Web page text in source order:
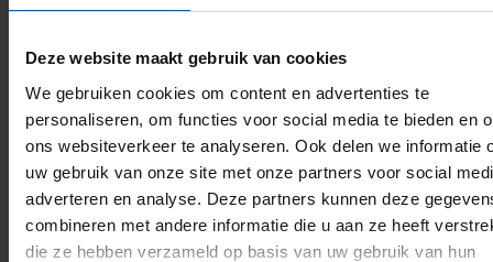
Deze website maakt gebruik van cookies
We gebruiken cookies om content en advertenties te
personaliseren, om functies voor social media te bieden en
ons websiteverkeer te analyseren. Ook delen we informatie
uw gebruik van onze site met onze partners voor social
adverteren en analyse. Deze partners kunnen deze
combineren met andere informatie die u aan ze heeft
die ze hebben verzameld op basis van uw gebruik van hun
EU te zijn die samenwerkt met Claude for
Education, een geavanceerde AI-assistent van
van Anthropic, die beschikbaar is voor alle
medewerkers en studenten. In tegenstelling tot
gratis AI-tools biedt deze assistent
professionele mogelijkheden ter ondersteuning
van onderwijs, onderzoek en studie, wat het
streven van BUas naar innovatie en een